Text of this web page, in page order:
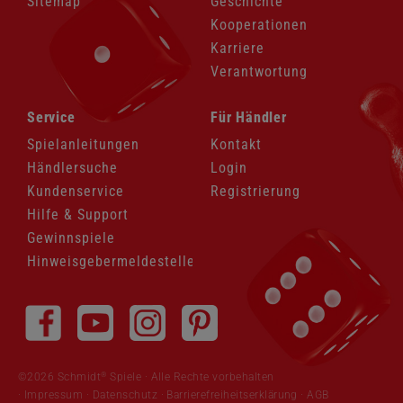
Kooperationen
Karriere
Verantwortung
Navigation
überspringen
Service
Spielanleitungen
Händlersuche
Kundenservice
Hilfe & Support
Gewinnspiele
Hinweisgebermeldestelle
Navigation
überspringen
Für Händler
Kontakt
Login
Registrierung
überspringen
©2026 Schmidt ®
Spiele · Alle Rechte vorbehalten
Impressum · Datenschutz · Barrierefreiheitserklärung ·AGB